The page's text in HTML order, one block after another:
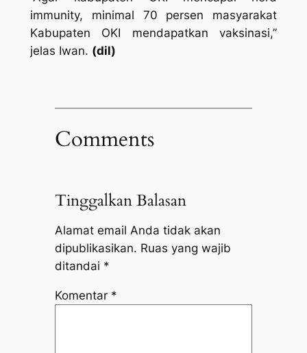
immunity, minimal 70 persen masyarakat
Kabupaten OKI mendapatkan vaksinasi,”
jelas Iwan. (dil)
Comments
Tinggalkan Balasan
Alamat email Anda tidak akan
dipublikasikan. Ruas yang wajib
ditandai *
Komentar *